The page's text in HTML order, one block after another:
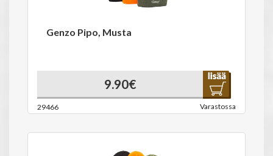
Genzo Pipo, Musta
9.90€
29466 Varastossa